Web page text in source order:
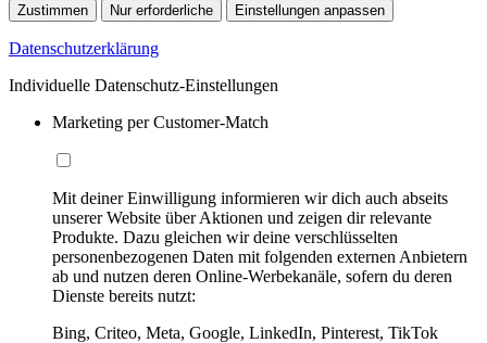
Zustimmen Nur erforderliche Einstellungen anpassen
Datenschutzerklärung
Individuelle Datenschutz-Einstellungen
Marketing per Customer-Match
Mit deiner Einwilligung informieren wir dich auch abseits
unserer Website über Aktionen und zeigen dir relevante
Produkte. Dazu gleichen wir deine verschlüsselten
personenbezogenen Daten mit folgenden externen Anbietern
ab und nutzen deren Online-Werbekanäle, sofern du deren
Dienste bereits nutzt:
Bing, Criteo, Meta, Google, LinkedIn, Pinterest, TikTok